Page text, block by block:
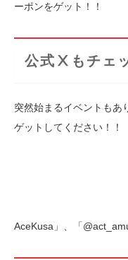
ーポンをゲット！！
公式Ⅹもチェ
突然始まるイベントも
ゲットし
→
AceKusa」、「